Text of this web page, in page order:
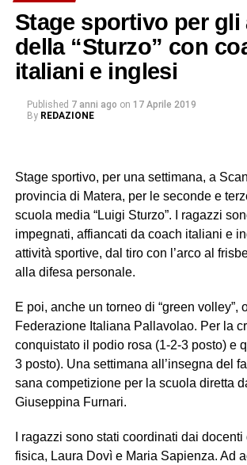
Stage sportivo per gli
della “Sturzo” con
italiani e inglesi
Published 7 anni ago on 17 Aprile 2019
By REDAZIONE
Stage sportivo, per una settimana, a
provincia di Matera, per le seconde e
scuola media “Luigi Sturzo”. I ragazzi
impegnati, affiancati da coach italiani e
attività sportive, dal tiro con l’arco al
alla difesa personale.
E poi, anche un torneo di “green volley”,
Federazione Italiana Pallavolao. Per la
conquistato il podio rosa (1-2-3 posto) e
3 posto). Una settimana all’insegna del
sana competizione per la scuola diretta
Giuseppina Furnari.
I ragazzi sono stati coordinati dai
fisica, Laura Dovì e Maria Sapienza. Ad